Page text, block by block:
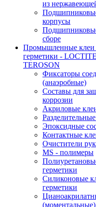
из
корпусы
сборе
Промышленные клеи
герметики -
TEROSON
Фиксаторы
(анаэробные)
Составы для
коррозии
Акриловые
Эпоксидные
Контактные
Очистители рук
MS - полимеры
герметики
Силиконовые
герметики